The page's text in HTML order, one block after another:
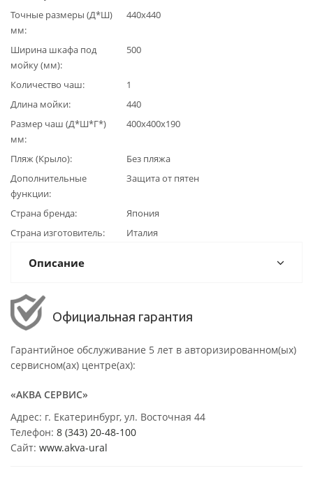
Точные размеры (Д*Ш)
мм
440х440
Ширина шкафа под
мойку (мм)
500
Количество чаш
1
Длина мойки
440
Размер чаш (Д*Ш*Г*)
мм
400х400x190
Пляж (Крыло)
Без пляжа
Дополнительные
функции
Защита от пятен
Страна бренда
Япония
Страна изготовитель
Италия
Описание
Официальная гарантия
Гарантийное обслуживание 5 лет в авторизированном(ых)
сервисном(ах) центре(ах):
«АКВА СЕРВИС»
Адрес: г. Екатеринбург, ул. Восточная 44
Телефон: 8 (343) 20-48-100
Сайт: www.akva-ural